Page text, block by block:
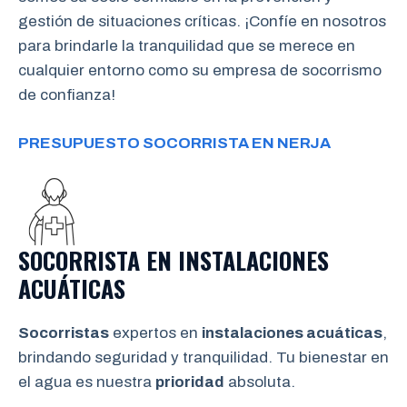
gestión de situaciones críticas. ¡Confíe en nosotros
para brindarle la tranquilidad que se merece en
cualquier entorno como su empresa de socorrismo
de confianza!
PRESUPUESTO SOCORRISTA EN NERJA
SOCORRISTA EN INSTALACIONES
ACUÁTICAS
Socorristas expertos en instalaciones acuáticas,
brindando seguridad y tranquilidad. Tu bienestar en
el agua es nuestra prioridad absoluta.